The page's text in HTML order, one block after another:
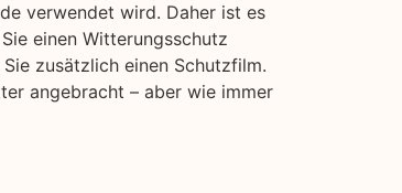
verwendet wird. Daher ist es
einen Witterungsschutz
zusätzlich einen Schutzfilm.
angebracht – aber wie immer